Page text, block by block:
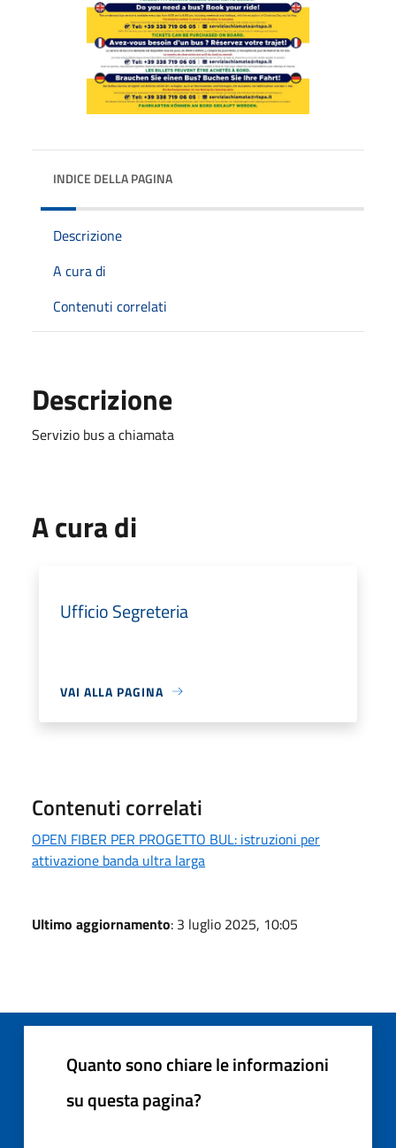
INDICE DELLA PAGINA
Descrizione
A cura di
Contenuti correlati
Descrizione
Servizio bus a chiamata
A cura di
Ufficio Segreteria
VAI ALLA PAGINA
Contenuti correlati
OPEN FIBER PER PROGETTO BUL: istruzioni per
attivazione banda ultra larga
Ultimo aggiornamento: 3 luglio 2025, 10:05
Quanto sono chiare le informazioni
su questa pagina?